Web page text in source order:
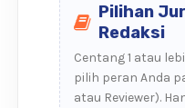
Pilihan
Redaksi
Centang 1 atau
pilih peran Anda
atau Reviewer).